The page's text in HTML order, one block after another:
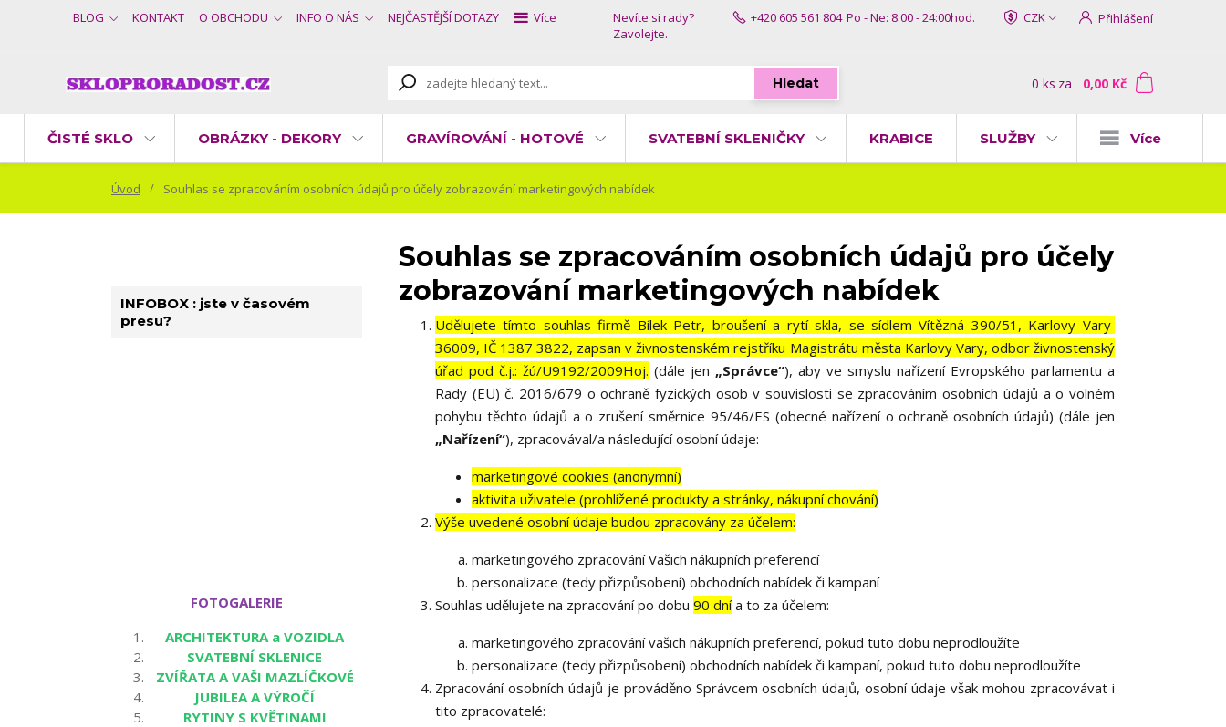
BLOG KONTAKT O OBCHODU INFO O NÁS NEJČASTĚJŠÍ DOTAZY Více CZK Přihlášení
Hledat
Nevíte si rady?
Zavolejte.
+420 605 561 804 Po - Ne: 8:00 - 24:00hod.
0 ks za 0,00 Kč
ČISTÉ SKLO OBRÁZKY - DEKORY GRAVÍROVÁNÍ - HOTOVÉ SVATEBNÍ SKLENIČKY KRABICE SLUŽBY Více
Úvod Souhlas se zpracováním osobních údajů pro účely zobrazování marketingových nabídek
INFOBOX : jste v časovém
presu?
FOTOGALERIE
ARCHITEKTURA a VOZIDLA
SVATEBNÍ SKLENICE
ZVÍŘATA A VAŠI MAZLÍČKOVÉ
JUBILEA A VÝROČÍ
RYTINY S KVĚTINAMI
Souhlas se zpracováním osobních údajů pro účely
zobrazování marketingových nabídek
Udělujete tímto souhlas firmě Bílek Petr, broušení a rytí skla, se sídlem Vítězná 390/51, Karlovy Vary
36009, IČ 1387 3822, zapsan v živnostenském rejstříku Magistrátu města Karlovy Vary, odbor živnostenský
úřad pod č.j.: žú/U9192/2009Hoj. (dále jen „Správce“), aby ve smyslu nařízení Evropského parlamentu a
Rady (EU) č. 2016/679 o ochraně fyzických osob v souvislosti se zpracováním osobních údajů a o volném
pohybu těchto údajů a o zrušení směrnice 95/46/ES (obecné nařízení o ochraně osobních údajů) (dále jen
„Nařízení“), zpracovával/a následující osobní údaje:
marketingové cookies (anonymní)
aktivita uživatele (prohlížené produkty a stránky, nákupní chování)
Výše uvedené osobní údaje budou zpracovány za účelem:
marketingového zpracování Vašich nákupních preferencí
personalizace (tedy přizpůsobení) obchodních nabídek či kampaní
Souhlas udělujete na zpracování po dobu 90 dnía to za účelem:
marketingového zpracování vašich nákupních preferencí, pokud tuto dobu neprodloužíte
personalizace (tedy přizpůsobení) obchodních nabídek či kampaní, pokud tuto dobu neprodloužíte
Zpracování osobních údajů je prováděno Správcem osobních údajů, osobní údaje však mohou zpracovávat i
tito zpracovatelé: